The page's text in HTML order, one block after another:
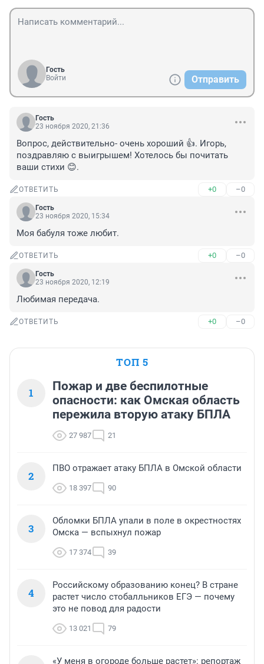
Гость
Войти
Отправить
Гость
23 ноября 2020, 21:36
Вопрос, действительно- очень хороший 👍. Игорь,
поздравляю с выигрышем! Хотелось бы почитать
ваши стихи 😊.
ОТВЕТИТЬ +0 –0
Гость
23 ноября 2020, 15:34
Моя бабуля тоже любит.
ОТВЕТИТЬ +0 –0
Гость
23 ноября 2020, 12:19
Любимая передача.
ОТВЕТИТЬ +0 –0
ТОП 5
1
Пожар и две беспилотные
опасности: как Омская область
пережила вторую атаку БПЛА
27 987 21
2
ПВО отражает атаку БПЛА в Омской области
18 397 90
3
Обломки БПЛА упали в поле в окрестностях
Омска — вспыхнул пожар
17 374 39
4
Российскому образованию конец? В стране
растет число стобалльников ЕГЭ — почему
это не повод для радости
13 021 79
«У меня в огороде больше растет»: репортаж